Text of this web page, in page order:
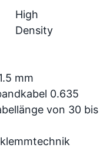
mm
0.635
von 30 bis
High
Density